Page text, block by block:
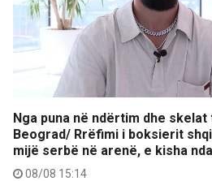
Nga puna në ndërtim dhe skelat
Beograd/ Rrëfimi i boksierit
mijë serbë në arenë, e kisha
08/08 15:14